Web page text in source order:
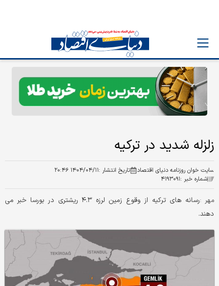
زلزله شدید در ترکیه
سایت خوان روزنامه دنیای اقتصاد تاریخ انتشار :۱۴۰۴/۰۴/۱۱ ۲۰:۴۶
شماره خبر :۴۱۹۳۰۹۱
مهر :
​رسانه های ترکیه از وقوع زمین لرزه ۴.۳ ریشتری در بورسا خبر می
دهند.